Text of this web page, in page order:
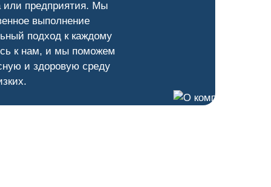
предприятия. Мы
выполнение
подход к каждому
к нам, и мы поможем
и здоровую среду